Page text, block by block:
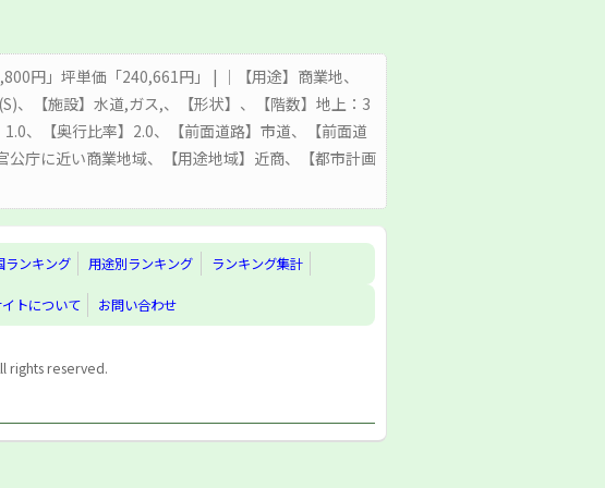
円」坪単価「240,661円」 | ｜【用途】商業地、
、【施設】水道,ガス,、【形状】、【階数】地上：3
、【奥行比率】2.0、【前面道路】市道、【前面道
庁に近い商業地域、【用途地域】近商、【都市計画
ランキング 用途別ランキング ランキング集計
トについて お問い合わせ
rights reserved.